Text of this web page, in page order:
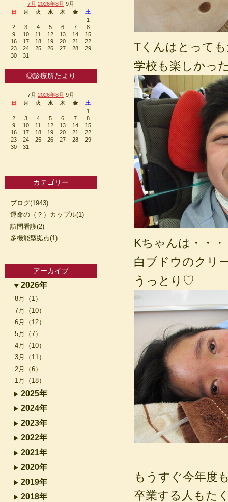
Tくんはとって
学校も楽しかっ
Kちゃんは・・・
白ブドウのクリ
うっとり♡
もうすぐ今年度
卒業する人もた
7月 2026年8月 9月
日 月 火 水 木 金 土
1
2
3 4 5 6 7
8
9
10 11 12 13 14
15
16
17 18 19 20 21
22
23
24 25 26 27 28
29
30
31
◎診療所たより
7月 2026年8月 9月
日 月 火 水 木 金 土
1
2
3 4 5 6 7
8
9
10 11 12 13 14
15
16
17 18 19 20 21
22
23
24 25 26 27 28
29
30
31
カテゴリー
ブログ(1943)
運命の（？）カップル(1)
訪問看護(2)
多機能型拠点(1)
アーカイブ
2026年
8月（1）
7月（10）
6月（12）
5月（7）
4月（10）
3月（11）
2月（6）
1月（18）
2025年
2024年
2023年
2022年
2021年
2020年
2019年
2018年